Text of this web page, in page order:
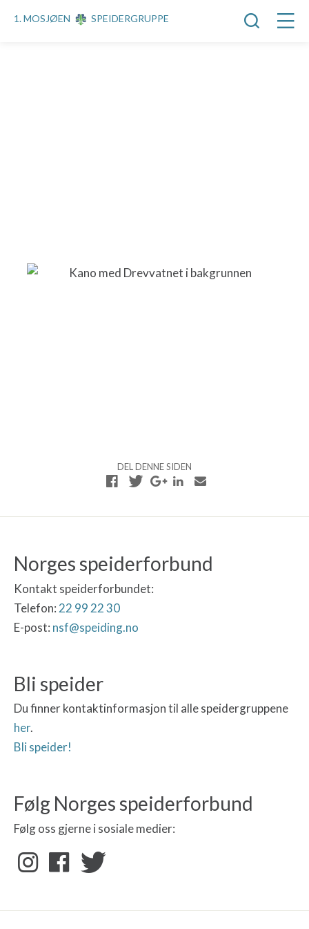
1. MOSJØEN SPEIDERGRUPPE
DEL DENNE SIDEN
Norges speiderforbund
Kontakt speiderforbundet:
Telefon: 22 99 22 30
E-post: nsf@speiding.no
Bli speider
Du finner kontaktinformasjon til alle speidergruppene
her.
Bli speider!
Følg Norges speiderforbund
Følg oss gjerne i sosiale medier: